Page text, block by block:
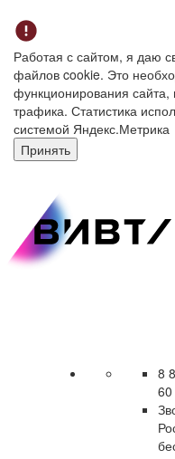
Работая с сайтом, я даю
файлов cookie. Это
функционирования
трафика. Статистика
системой Яндекс.Метрика
Принять
8